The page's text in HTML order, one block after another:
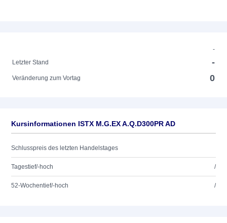
-
Letzter Stand
-
Veränderung zum Vortag 0
Kursinformationen ISTX M.G.EX A.Q.D300PR AD
Schlusspreis des letzten Handelstages
Tagestief/-hoch /
52-Wochentief/-hoch /